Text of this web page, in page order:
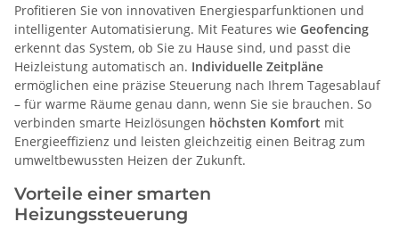
Profitieren Sie von innovativen Energiesparfunktionen und
intelligenter Automatisierung. Mit Features wie Geofencing
erkennt das System, ob Sie zu Hause sind, und passt die
Heizleistung automatisch an. Individuelle Zeitpläne
ermöglichen eine präzise Steuerung nach Ihrem Tagesablauf
– für warme Räume genau dann, wenn Sie sie brauchen. So
verbinden smarte Heizlösungen höchsten Komfort mit
Energieeffizienz und leisten gleichzeitig einen Beitrag zum
umweltbewussten Heizen der Zukunft.
Vorteile einer smarten
Heizungssteuerung